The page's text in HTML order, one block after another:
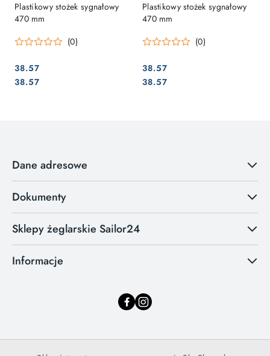
Plastikowy stożek sygnałowy
470 mm
(0)
Cena:
38.57
Cena:
38.57
Plastikowy stożek sygnałowy
470 mm
(0)
Cena:
38.57
Cena:
38.57
Dane adresowe
Dokumenty
Sklepy żeglarskie Sailor24
Informacje